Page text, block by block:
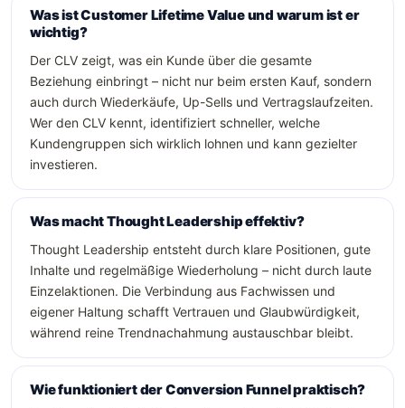
Was ist Customer Lifetime Value und warum ist er
wichtig?
Der CLV zeigt, was ein Kunde über die gesamte
Beziehung einbringt – nicht nur beim ersten Kauf, sondern
auch durch Wiederkäufe, Up-Sells und Vertragslaufzeiten.
Wer den CLV kennt, identifiziert schneller, welche
Kundengruppen sich wirklich lohnen und kann gezielter
investieren.
Was macht Thought Leadership effektiv?
Thought Leadership entsteht durch klare Positionen, gute
Inhalte und regelmäßige Wiederholung – nicht durch laute
Einzelaktionen. Die Verbindung aus Fachwissen und
eigener Haltung schafft Vertrauen und Glaubwürdigkeit,
während reine Trendnachahmung austauschbar bleibt.
Wie funktioniert der Conversion Funnel praktisch?